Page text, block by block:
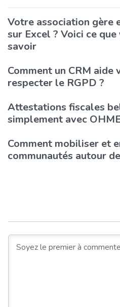
Votre association gère
sur Excel ? Voici ce
savoir
Comment un CRM
respecter le RGPD ?
Attestations fiscales
simplement avec
Comment mobiliser et
communautés autour